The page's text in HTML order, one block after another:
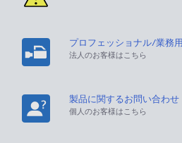
プロフェッショナル/業務
法人のお客様はこちら
製品に関するお問い合わせ
個人のお客様はこちら